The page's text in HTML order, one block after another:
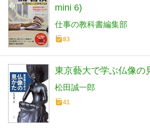
mini 6)
仕事の教科書編集部
83
東京藝大で学ぶ仏像の
松田誠一郎
41